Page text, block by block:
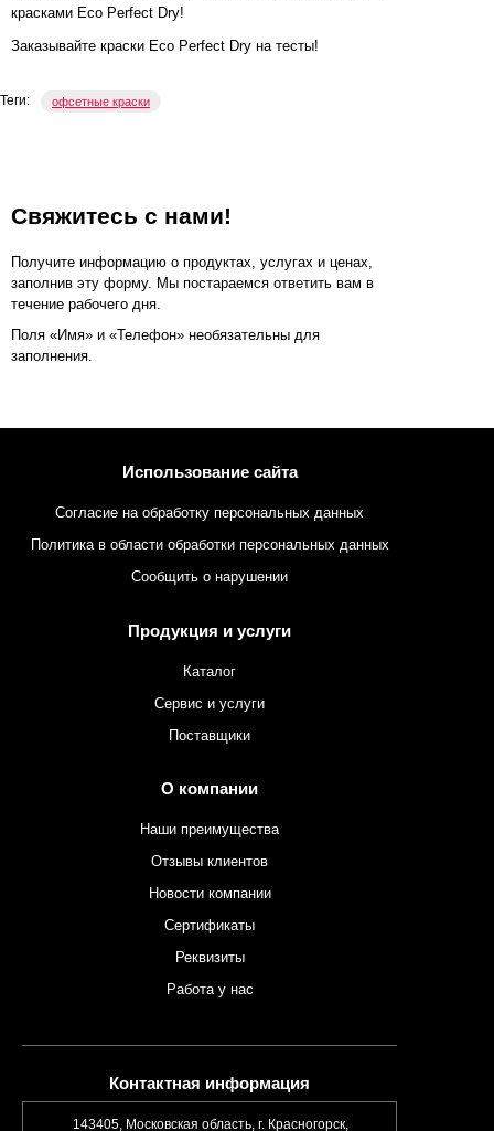
красками Eco Perfect Dry!
Заказывайте краски Eco Perfect Dry на тесты!
Теги: офсетные краски
Свяжитесь с нами!
Получите информацию о продуктах, услугах и ценах,
заполнив эту форму. Мы постараемся ответить вам в
течение рабочего дня.
Поля «Имя» и «Телефон» необязательны для
заполнения.
Использование сайта
Согласие на обработку персональных данных
Политика в области обработки персональных данных
Сообщить о нарушении
Продукция и услуги
Каталог
Сервис и услуги
Поставщики
О компании
Наши преимущества
Отзывы клиентов
Новости компании
Сертификаты
Реквизиты
Работа у нас
Контактная информация
143405, Московская область, г. Красногорск,